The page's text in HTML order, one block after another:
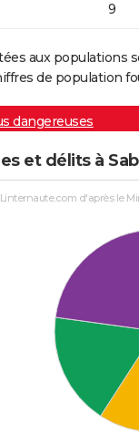
9
aux
de population
dangereuses
et délits à
d'après le